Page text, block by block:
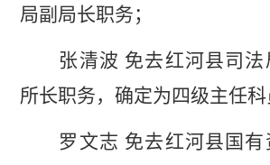
局副局长职务；
张清波 免去红河县司
所长职务，确定为四级主任科
罗文志 免去红河县国有